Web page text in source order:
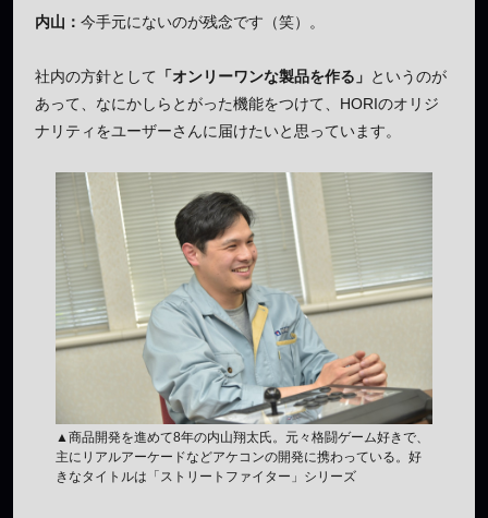
内山： 今手元にないのが残念です（笑）。
社内の方針として 「オンリーワンな製品を作る」 というのが
あって、なにかしらとがった機能をつけて、HORIのオリジ
ナリティをユーザーさんに届けたいと思っています。
▲商品開発を進めて8年の内山翔太氏。元々格闘ゲーム好きで、
主にリアルアーケードなどアケコンの開発に携わっている。好
きなタイトルは「ストリートファイター」シリーズ